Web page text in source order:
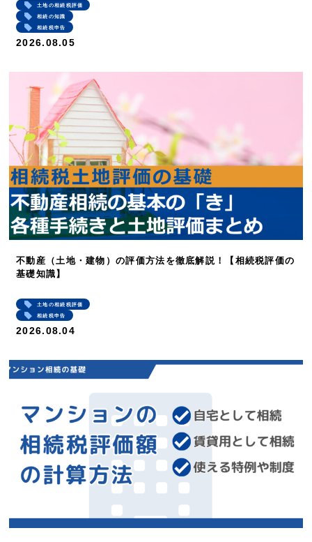
土地の相続税評価
相続の知識
相続税申告
2026.08.05
不動産（土地・建物）の評価方法を徹底解説！【相続税評価の
基礎知識】
土地の相続税評価
相続税申告
2026.08.04